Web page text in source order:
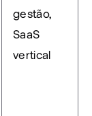
gestão,
SaaS
vertical